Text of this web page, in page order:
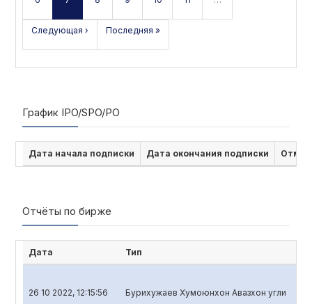
Следующая › Последняя »
График IPO/SPO/PO
Дата начала подписки Дата окончания подписки
Отчёты по бирже
Дата Тип
26 10 2022, 12:15:56 Бурихужаев Хумоюнхон Авазхон угли